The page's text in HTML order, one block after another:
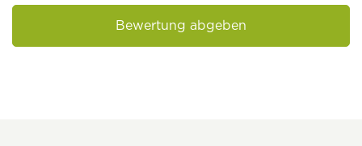
Bewertung abgeben